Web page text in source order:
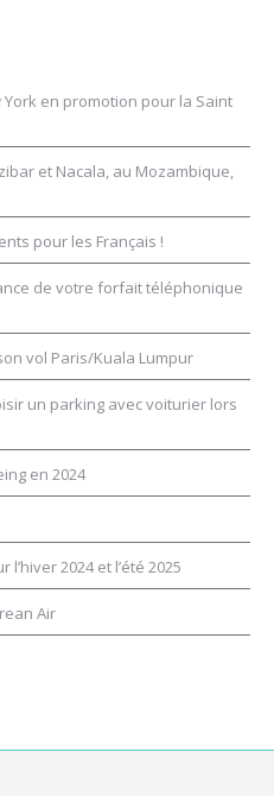
en promotion pour la Saint
et Nacala, au Mozambique,
pour les Français !
de votre forfait téléphonique
vol Paris/Kuala Lumpur
un parking avec voiturier lors
en 2024
2024 et l’été 2025
Air